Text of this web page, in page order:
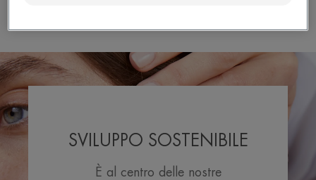
SVILUPPO SOSTENIBILE
È al centro delle nostre